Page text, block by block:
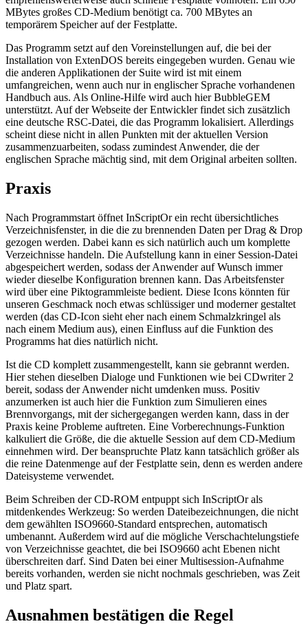
MBytes großes CD-Medium benötigt ca. 700 MBytes an
temporärem Speicher auf der Festplatte.
Das Programm setzt auf den Voreinstellungen auf, die bei der
Installation von ExtenDOS bereits eingegeben wurden. Genau wie
die anderen Applikationen der Suite wird ist mit einem
umfangreichen, wenn auch nur in englischer Sprache vorhandenen
Handbuch aus. Als Online-Hilfe wird auch hier BubbleGEM
unterstützt. Auf der Webseite der Entwickler findet sich zusätzlich
eine deutsche RSC-Datei, die das Programm lokalisiert. Allerdings
scheint diese nicht in allen Punkten mit der aktuellen Version
zusammenzuarbeiten, sodass zumindest Anwender, die der
englischen Sprache mächtig sind, mit dem Original arbeiten sollten.
Praxis
Nach Programmstart öffnet InScriptOr ein recht übersichtliches
Verzeichnisfenster, in die die zu brennenden Daten per Drag & Drop
gezogen werden. Dabei kann es sich natürlich auch um komplette
Verzeichnisse handeln. Die Aufstellung kann in einer Session-Datei
abgespeichert werden, sodass der Anwender auf Wunsch immer
wieder dieselbe Konfiguration brennen kann. Das Arbeitsfenster
wird über eine Piktogrammleiste bedient. Diese Icons könnten für
unseren Geschmack noch etwas schlüssiger und moderner gestaltet
werden (das CD-Icon sieht eher nach einem Schmalzkringel als
nach einem Medium aus), einen Einfluss auf die Funktion des
Programms hat dies natürlich nicht.
Ist die CD komplett zusammengestellt, kann sie gebrannt werden.
Hier stehen dieselben Dialoge und Funktionen wie bei CDwriter 2
bereit, sodass der Anwender nicht umdenken muss. Positiv
anzumerken ist auch hier die Funktion zum Simulieren eines
Brennvorgangs, mit der sichergegangen werden kann, dass in der
Praxis keine Probleme auftreten. Eine Vorberechnungs-Funktion
kalkuliert die Größe, die die aktuelle Session auf dem CD-Medium
einnehmen wird. Der beanspruchte Platz kann tatsächlich größer als
die reine Datenmenge auf der Festplatte sein, denn es werden andere
Dateisysteme verwendet.
Beim Schreiben der CD-ROM entpuppt sich InScriptOr als
mitdenkendes Werkzeug: So werden Dateibezeichnungen, die nicht
dem gewählten ISO9660-Standard entsprechen, automatisch
umbenannt. Außerdem wird auf die mögliche Verschachtelungstiefe
von Verzeichnisse geachtet, die bei ISO9660 acht Ebenen nicht
überschreiten darf. Sind Daten bei einer Multisession-Aufnahme
bereits vorhanden, werden sie nicht nochmals geschrieben, was Zeit
und Platz spart.
Ausnahmen bestätigen die Regel